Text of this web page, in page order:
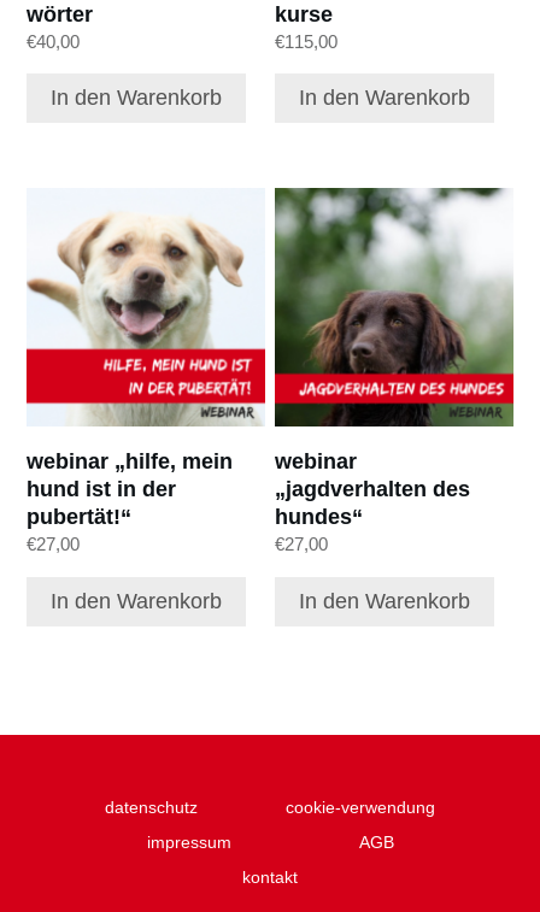
wörter
€40,00
In den Warenkorb
kurse
€115,00
In den Warenkorb
webinar „hilfe, mein
hund ist in der
pubertät!“
€27,00
In den Warenkorb
webinar
„jagdverhalten des
hundes“
€27,00
In den Warenkorb
datenschutz
cookie-verwendung
impressum
AGB
kontakt